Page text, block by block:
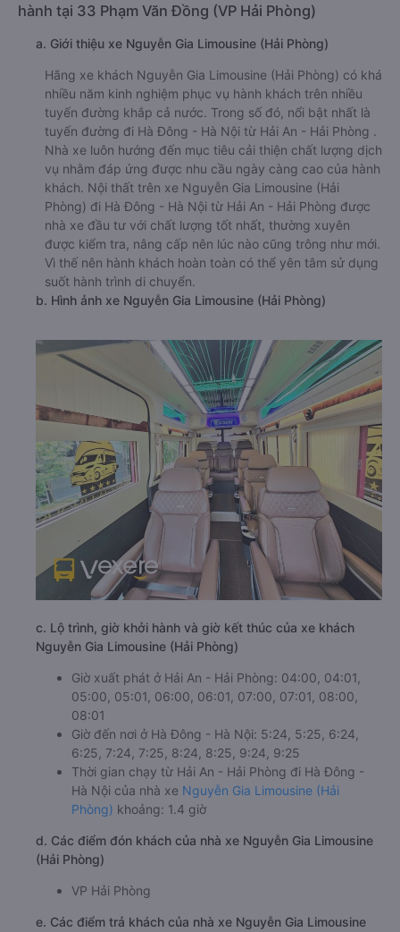
hành tại 33 Phạm Văn Đồng (VP Hải Phòng)
a. Giới thiệu xe Nguyễn Gia Limousine (Hải Phòng)
Hãng xe khách Nguyễn Gia Limousine (Hải Phòng) có khá
nhiều năm kinh nghiệm phục vụ hành khách trên nhiều
tuyến đường khắp cả nước. Trong số đó, nổi bật nhất là
tuyến đường đi Hà Đông - Hà Nội từ Hải An - Hải Phòng .
Nhà xe luôn hướng đến mục tiêu cải thiện chất lượng dịch
vụ nhằm đáp ứng được nhu cầu ngày càng cao của hành
khách. Nội thất trên xe Nguyễn Gia Limousine (Hải
Phòng) đi Hà Đông - Hà Nội từ Hải An - Hải Phòng được
nhà xe đầu tư với chất lượng tốt nhất, thường xuyên
được kiểm tra, nâng cấp nên lúc nào cũng trông như mới.
Vì thế nên hành khách hoàn toàn có thể yên tâm sử dụng
suốt hành trình di chuyển.
b. Hình ảnh xe Nguyễn Gia Limousine (Hải Phòng)
c. Lộ trình, giờ khởi hành và giờ kết thúc của xe khách
Nguyễn Gia Limousine (Hải Phòng)
Giờ xuất phát ở Hải An - Hải Phòng: 04:00, 04:01,
05:00, 05:01, 06:00, 06:01, 07:00, 07:01, 08:00,
08:01
Giờ đến nơi ở Hà Đông - Hà Nội: 5:24, 5:25, 6:24,
6:25, 7:24, 7:25, 8:24, 8:25, 9:24, 9:25
Thời gian chạy từ Hải An - Hải Phòng đi Hà Đông -
Hà Nội của nhà xe Nguyễn Gia Limousine (Hải
Phòng) khoảng: 1.4 giờ
d. Các điểm đón khách của nhà xe Nguyễn Gia Limousine
(Hải Phòng)
VP Hải Phòng
e. Các điểm trả khách của nhà xe Nguyễn Gia Limousine